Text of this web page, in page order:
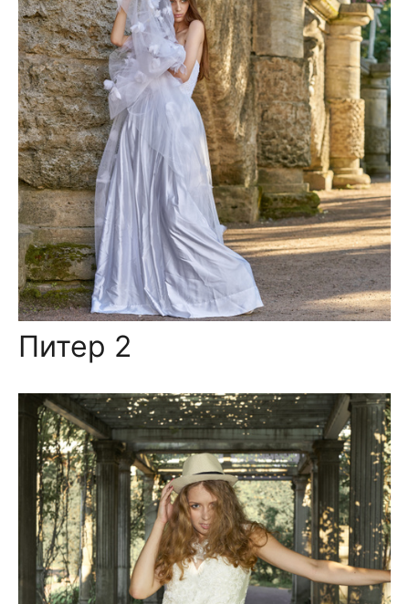
Питер 2